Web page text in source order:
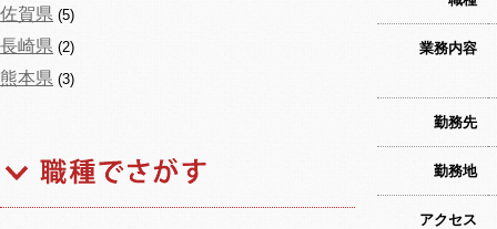
佐賀県 (5)
長崎県 (2)
熊本県 (3)
業務内容
勤務先
勤務地
アクセス